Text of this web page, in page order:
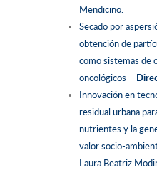
Mendicino.
Secado por
obtención de
como sistemas de
oncológicos –
Innovación en
residual urbana
nutrientes y la
valor socio-
Laura Beatriz